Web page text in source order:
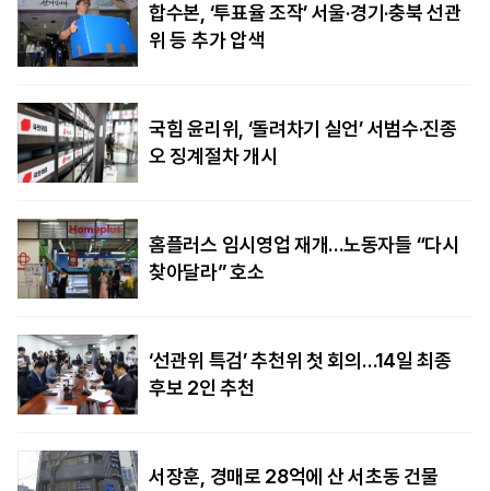
합수본, ‘투표율 조작’ 서울·경기·충북 선관
위 등 추가 압색
국힘 윤리위, ‘돌려차기 실언’ 서범수·진종
오 징계절차 개시
홈플러스 임시영업 재개…노동자들 “다시
찾아달라” 호소
‘선관위 특검’ 추천위 첫 회의…14일 최종
후보 2인 추천
서장훈, 경매로 28억에 산 서초동 건물